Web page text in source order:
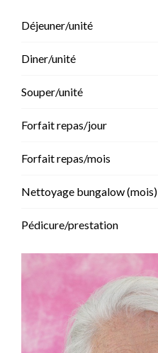
Déjeuner/unité
Diner/unité
Souper/unité
Forfait repas/jour
Forfait repas/mois
Nettoyage bungalow (mois)
Pédicure/prestation